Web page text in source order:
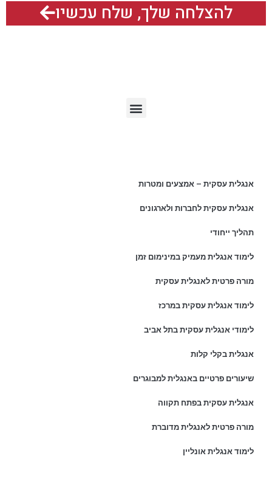
להצלחה שלך, שלח עכשיו
אנגלית עסקית – אמצעים ומטרות
אנגלית עסקית לחברות ולארגונים
תהליך ייחודי
לימוד אנגלית מעמיק במינימום זמן
מורה פרטית לאנגלית עסקית
לימוד אנגלית עסקית במרכז
לימודי אנגלית עסקית בתל אביב
אנגלית בקלי קלות
שיעורים פרטיים באנגלית למבוגרים
אנגלית עסקית בפתח תקווה
מורה פרטית לאנגלית מדוברת
לימוד אנגלית אונליין